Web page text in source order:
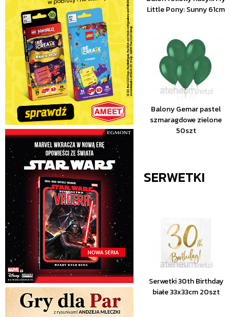
Little Pony: Sunny 61cm
Balony Gemar pastel
szmaragdowe zielone
50szt
SERWETKI
Serwetki 30th Birthday
białe 33x33cm 20szt